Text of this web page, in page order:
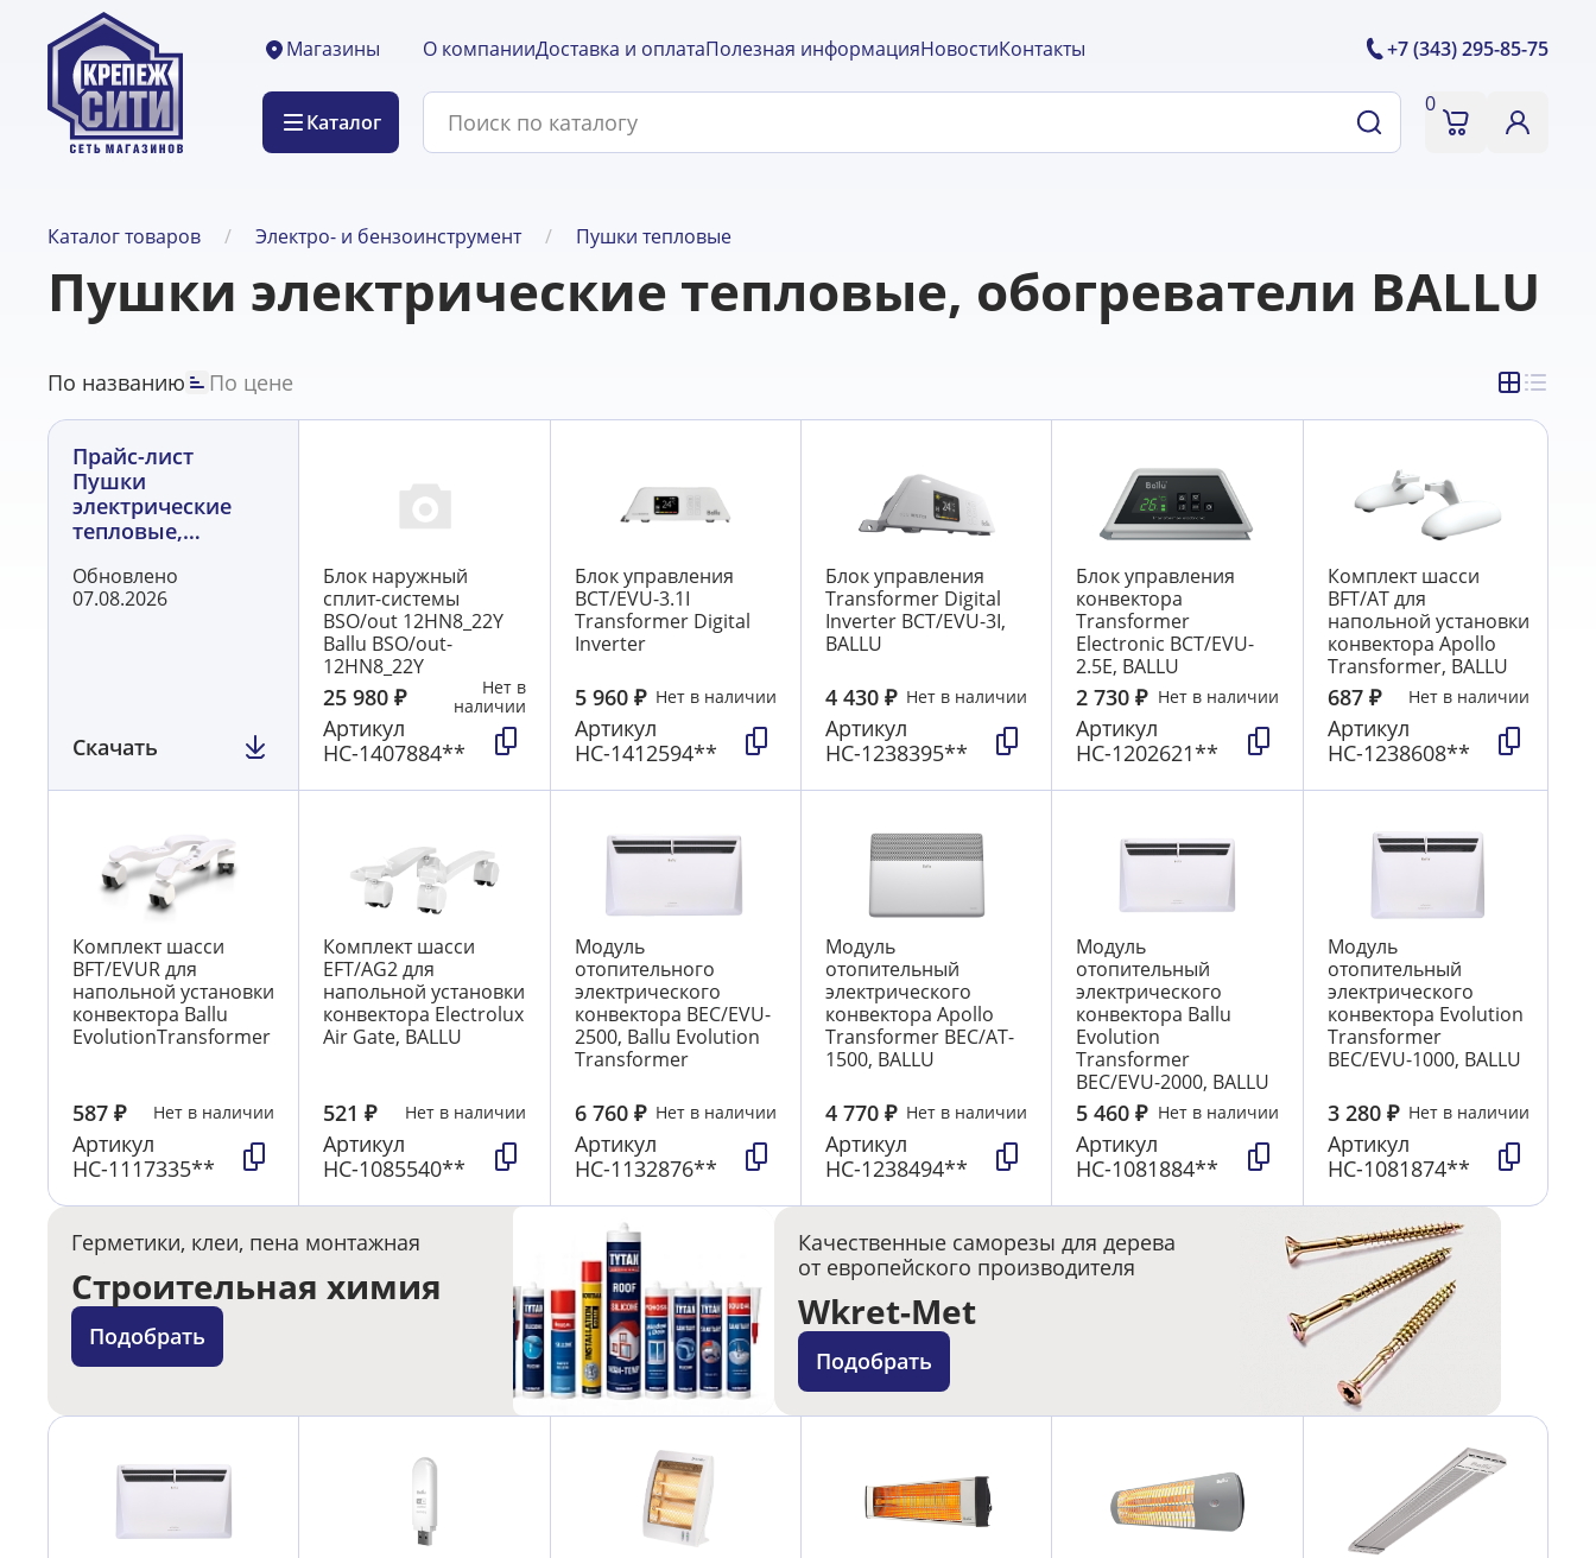
Магазины
Каталог
О компанииДоставка и оплатаПолезная информацияНовостиКонтакты +7 (343) 295-85-75
0
Каталог товаров Электро- и бензоинструмент Пушки тепловые
Пушки электрические тепловые, обогреватели BALLU
По названию По цене
Прайс-лист
Пушки
электрические
тепловые,
BALLU
Обновлено
07.08.2026
Скачать
Блок наружный
сплит-системы
BSO/out 12HN8_22Y
Ballu BSO/out-
12HN8_22Y
25 980₽
Нет в
наличии
Артикул
НС-1407884**
Блок управления
BCT/EVU-3.1I
Transformer Digital
Inverter
5 960 ₽ Нет в наличии
Артикул
НС-1412594**
Блок управления
Transformer Digital
Inverter BCT/EVU-3I,
BALLU
4 430 ₽ Нет в наличии
Артикул
НС-1238395**
Блок управления
конвектора
Transformer
Electronic BCT/EVU-
2.5E, BALLU
2 730₽ Нет в наличии
Артикул
НС-1202621**
Комплект шасси
BFT/AT для
напольной установки
конвектора Apollo
Transformer, BALLU
687 ₽ Нет в наличии
Артикул
НС-1238608**
Комплект шасси
BFT/EVUR для
напольной установки
конвектора Ballu
EvolutionTransformer
587 ₽ Нет в наличии
Артикул
НС-1117335**
Комплект шасси
EFT/AG2 для
напольной установки
конвектора Electrolux
Air Gate, BALLU
521₽ Нет в наличии
Артикул
НС-1085540**
Модуль
отопительного
электрического
конвектора BEC/EVU-
2500, Ballu Evolution
Transformer
6 760 ₽ Нет в наличии
Артикул
НС-1132876**
Модуль
отопительный
электрического
конвектора Apollo
Transformer BEC/AT-
1500, BALLU
4 770 ₽ Нет в наличии
Артикул
НС-1238494**
Модуль
отопительный
электрического
конвектора Ballu
Evolution
Transformer
BEC/EVU-2000, BALLU
5 460₽ Нет в наличии
Артикул
НС-1081884**
Модуль
отопительный
электрического
конвектора Evolution
Transformer
BEC/EVU-1000, BALLU
3 280 ₽ Нет в наличии
Артикул
НС-1081874**
Герметики, клеи, пена монтажная
Строительная химия
Подобрать
Качественные саморезы для дерева
от европейского производителя
Wkret-Met
Подобрать